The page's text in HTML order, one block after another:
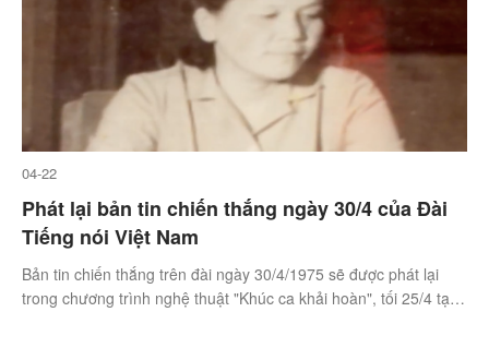
04-22
Phát lại bản tin chiến thắng ngày 30/4 của Đài
Tiếng nói Việt Nam
Bản tin chiến thắng trên đài ngày 30/4/1975 sẽ được phát lại
trong chương trình nghệ thuật "Khúc ca khải hoàn", tối 25/4 tại